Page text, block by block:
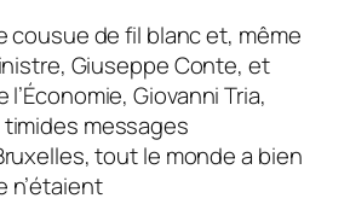
cousue de fil blanc et, même
Giuseppe Conte, et
Giovanni Tria,
messages
tout le monde a bien
n’étaient